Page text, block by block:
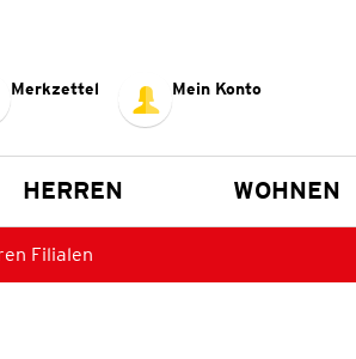
Merkzettel Mein Konto
HERREN WOHNEN
Filialen